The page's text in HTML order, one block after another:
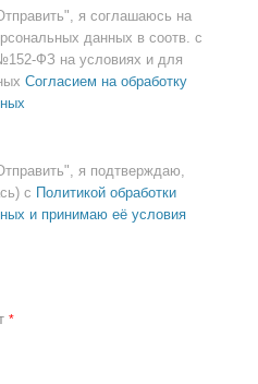
я соглашаюсь на
данных в соотв. с
ФЗ на условиях и для
Согласием на обработку
я подтверждаю,
с Политикой обработки
и принимаю её условия
*